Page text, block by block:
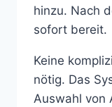
hinzu. Nach
sofort bereit.
Keine
nötig. Das
Auswahl von